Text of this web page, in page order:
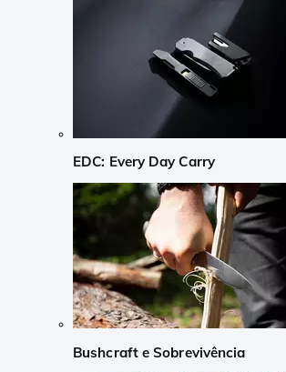
EDC: Every Day Carry
Bushcraft e Sobrevivência